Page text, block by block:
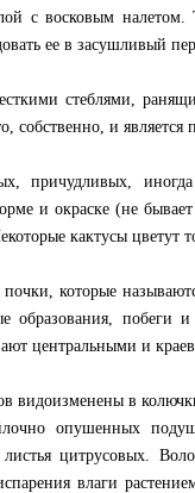
с восковым
ее в засушливый
стеблями,
собственно, и
причудливых,
и окраске (не
кактусы цветут
почки, которые
образования, побеги
центральными и
видоизменены в
опушенных
цитрусовых.
влаги